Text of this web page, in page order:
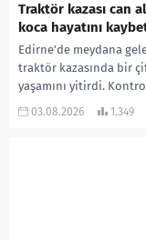
Traktör kazası can
koca hayatını
Edirne’de meydana
traktör kazasında bir
yaşamını yitirdi.
çıkarak devrilen
03.08.2026 1.349